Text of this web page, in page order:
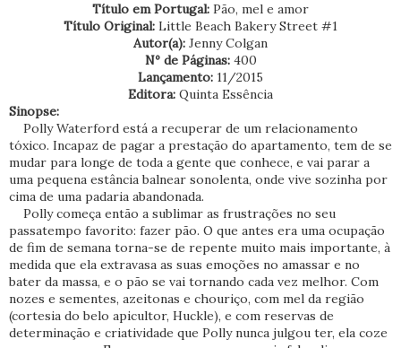
Título em Portugal: Pão, mel e amor
Título Original: Little Beach Bakery Street #1
Autor(a): Jenny Colgan
Nº de Páginas: 400
Lançamento: 11/2015
Editora: Quinta Essência
Sinopse:
Polly Waterford está a recuperar de um relacionamento
tóxico. Incapaz de pagar a prestação do apartamento, tem de se
mudar para longe de toda a gente que conhece, e vai parar a
uma pequena estância balnear sonolenta, onde vive sozinha por
cima de uma padaria abandonada.
Polly começa então a sublimar as frustrações no seu
passatempo favorito: fazer pão. O que antes era uma ocupação
de fim de semana torna-se de repente muito mais importante, à
medida que ela extravasa as suas emoções no amassar e no
bater da massa, e o pão se vai tornando cada vez melhor. Com
nozes e sementes, azeitonas e chouriço, com mel da região
(cortesia do belo apicultor, Huckle), e com reservas de
determinação e criatividade que Polly nunca julgou ter, ela coze